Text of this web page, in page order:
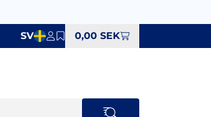
SV 0,00 SEK